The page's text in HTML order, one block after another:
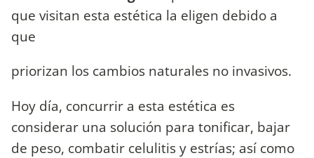
que visitan esta estética la eligen debido a
que
priorizan los cambios naturales no invasivos.
Hoy día, concurrir a esta estética es
considerar una solución para tonificar, bajar
de peso, combatir celulitis y estrías; así como